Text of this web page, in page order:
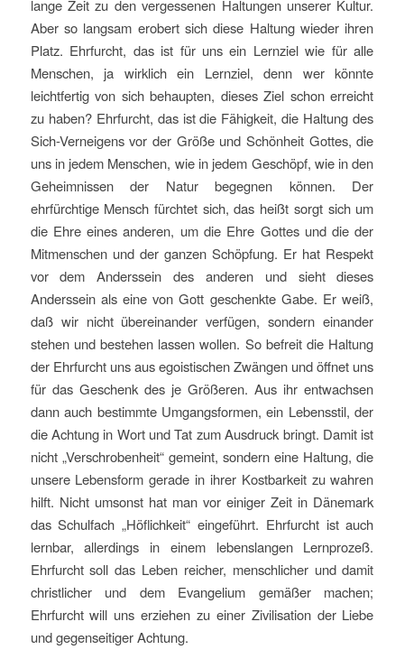
lange Zeit zu den vergessenen Haltungen unserer Kultur.
Aber so langsam erobert sich diese Haltung wieder ihren
Platz. Ehrfurcht, das ist für uns ein Lernziel wie für alle
Menschen, ja wirklich ein Lernziel, denn wer könnte
leichtfertig von sich behaupten, dieses Ziel schon erreicht
zu haben? Ehrfurcht, das ist die Fähigkeit, die Haltung des
Sich-Verneigens vor der Größe und Schönheit Gottes, die
uns in jedem Menschen, wie in jedem Geschöpf, wie in den
Geheimnissen der Natur begegnen können. Der
ehrfürchtige Mensch fürchtet sich, das heißt sorgt sich um
die Ehre eines anderen, um die Ehre Gottes und die der
Mitmenschen und der ganzen Schöpfung. Er hat Respekt
vor dem Anderssein des anderen und sieht dieses
Anderssein als eine von Gott geschenkte Gabe. Er weiß,
daß wir nicht übereinander verfügen, sondern einander
stehen und bestehen lassen wollen. So befreit die Haltung
der Ehrfurcht uns aus egoistischen Zwängen und öffnet uns
für das Geschenk des je Größeren. Aus ihr entwachsen
dann auch bestimmte Umgangsformen, ein Lebensstil, der
die Achtung in Wort und Tat zum Ausdruck bringt. Damit ist
nicht „Verschrobenheit“ gemeint, sondern eine Haltung, die
unsere Lebensform gerade in ihrer Kostbarkeit zu wahren
hilft. Nicht umsonst hat man vor einiger Zeit in Dänemark
das Schulfach „Höflichkeit“ eingeführt. Ehrfurcht ist auch
lernbar, allerdings in einem lebenslangen Lernprozeß.
Ehrfurcht soll das Leben reicher, menschlicher und damit
christlicher und dem Evangelium gemäßer machen;
Ehrfurcht will uns erziehen zu einer Zivilisation der Liebe
und gegenseitiger Achtung.